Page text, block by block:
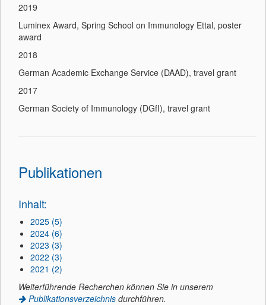
2019
Luminex Award, Spring School on Immunology Ettal, poster
award
2018
German Academic Exchange Service (DAAD), travel grant
2017
German Society of Immunology (DGfI), travel grant
Publikationen
Inhalt:
2025 (5)
2024 (6)
2023 (3)
2022 (3)
2021 (2)
Weiterführende Recherchen können Sie in unserem
Publikationsverzeichnis durchführen.